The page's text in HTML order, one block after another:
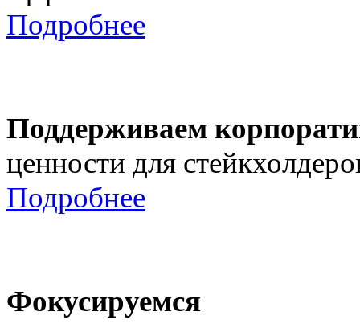
Подробнее
Поддерживаем
ценности для
Подробнее
Фокусируемся